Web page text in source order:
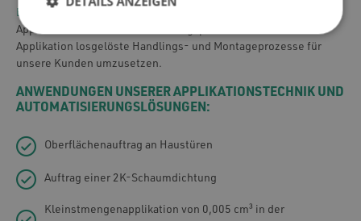
Engineering-Kompetenz
Applikations- und Automatisierungsprozesse oder von der
Applikation losgelöste Handlings- und Montageprozesse für
unsere Kunden umzusetzen.
ANWENDUNGEN UNSERER APPLIKATIONSTECHNIK UND
AUTOMATISIERUNGSLÖSUNGEN:
Oberflächenauftrag an Haustüren
Auftrag einer 2K-Schaumdichtung
Kleinstmengenapplikation von 0,005 cm³ in der